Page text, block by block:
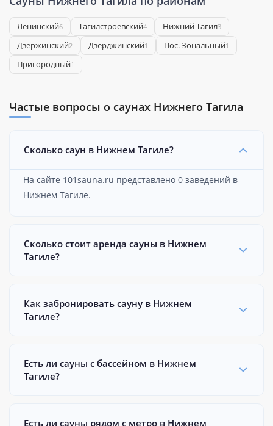
Ленинский6 Тагилстроевский4 Нижний Тагил3
Дзержинский2 Дзерджинский1 Пос. Зональный1
Пригородный1
Частые вопросы о саунах Нижнего Тагила
Сколько саун в Нижнем Тагиле?
На сайте 101sauna.ru представлено 0 заведений в
Нижнем Тагиле.
Сколько стоит аренда сауны в Нижнем
Тагиле?
Как забронировать сауну в Нижнем
Тагиле?
Есть ли сауны с бассейном в Нижнем
Тагиле?
Есть ли сауны рядом с метро в Нижнем